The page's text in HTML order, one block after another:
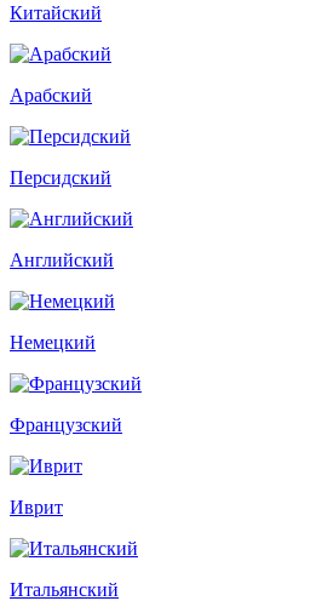
Китайский
Арабский
Персидский
Английский
Немецкий
Французский
Иврит
Итальянский